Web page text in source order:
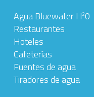
Agua Bluewater H20
Restaurantes
Hoteles
Cafeterías
Fuentes de agua
Tiradores de agua